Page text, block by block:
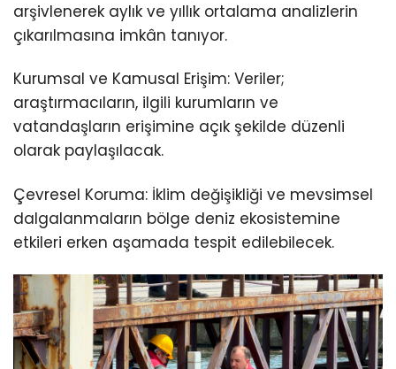
arşivlenerek aylık ve yıllık ortalama analizlerin
çıkarılmasına imkân tanıyor.
Kurumsal ve Kamusal Erişim: Veriler;
araştırmacıların, ilgili kurumların ve
vatandaşların erişimine açık şekilde düzenli
olarak paylaşılacak.
Çevresel Koruma: İklim değişikliği ve mevsimsel
dalgalanmaların bölge deniz ekosistemine
etkileri erken aşamada tespit edilebilecek.